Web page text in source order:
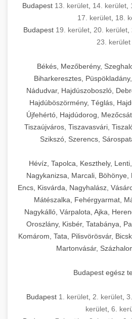
Budapest 13. kerület 14. kerület
17. kerület 18.
Budapest 19. kerület 20. kerület
23. kerület
Békés, Mezőberény,
Biharkeresztes,
Nádudvar, Hajdúszoboszló,
Hajdúböszörmény, Téglás,
Újfehértó, Hajdúdorog,
Tiszaújváros, Tiszavasvári,
Szikszó, Szerencs,
Hévíz, Tapolca, Keszthely,
Nagykanizsa, Marcali, Böhönye,
Encs, Kisvárda, Nagyhalász,
Mátészalka, Fehérgyarmat,
Nagykálló, Várpalota, Ajka,
Oroszlány, Kisbér, Tatabánya,
Komárom, Tata, Pilisvörösvár,
Martonvásár,
Budapest egész
Budapest 1. kerület 2. kerület
kerület 6.